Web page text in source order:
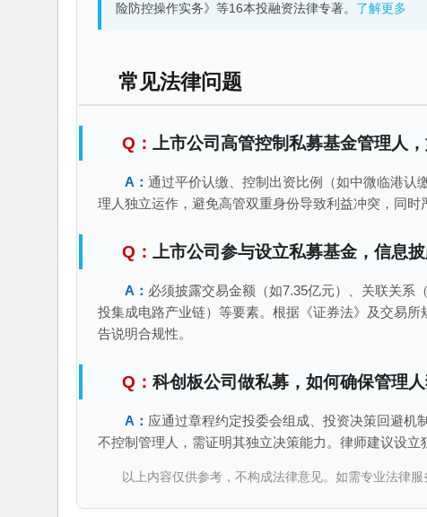
险防控操作实务》等16本投融资法律专著。 了解更多
常见法律问题
上市公司高管控制私募基金管理人
通过平价认缴、控制出资比例（如中微临港认
理人独立运作，避免高管双重身份导致利益冲突，同时
上市公司参与设立私募基金，信息
必须披露交易金额（如7.35亿元）、关联关系
投集成电路产业链）等要素。根据《证券法》及交易
告说明合规性。
科创板公司做私募，如何确保管理人
应通过章程约定投委会组成、投资决策回避机
不控制管理人，需证明其独立决策能力。律师建议设立
以上内容仅供参考，不构成法律意见。如需专业法律